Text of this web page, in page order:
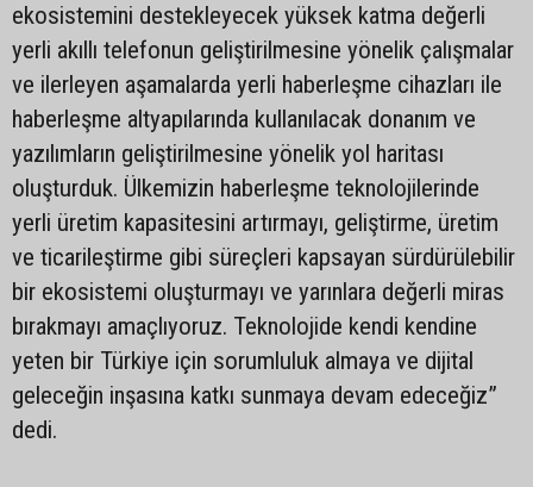
ekosistemini destekleyecek yüksek katma değerli
yerli akıllı telefonun geliştirilmesine yönelik çalışmalar
ve ilerleyen aşamalarda yerli haberleşme cihazları ile
haberleşme altyapılarında kullanılacak donanım ve
yazılımların geliştirilmesine yönelik yol haritası
oluşturduk. Ülkemizin haberleşme teknolojilerinde
yerli üretim kapasitesini artırmayı, geliştirme, üretim
ve ticarileştirme gibi süreçleri kapsayan sürdürülebilir
bir ekosistemi oluşturmayı ve yarınlara değerli miras
bırakmayı amaçlıyoruz. Teknolojide kendi kendine
yeten bir Türkiye için sorumluluk almaya ve dijital
geleceğin inşasına katkı sunmaya devam edeceğiz”
dedi.